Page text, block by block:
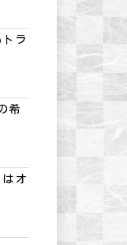
ラ
希
オ